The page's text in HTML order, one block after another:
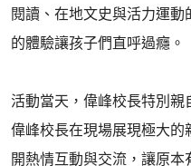
閱讀、在地文史與活力運
的體驗讓孩子們直呼過癮。
活動當天，偉峰校長特別親
偉峰校長在現場展現極大
開熱情互動與交流，讓原